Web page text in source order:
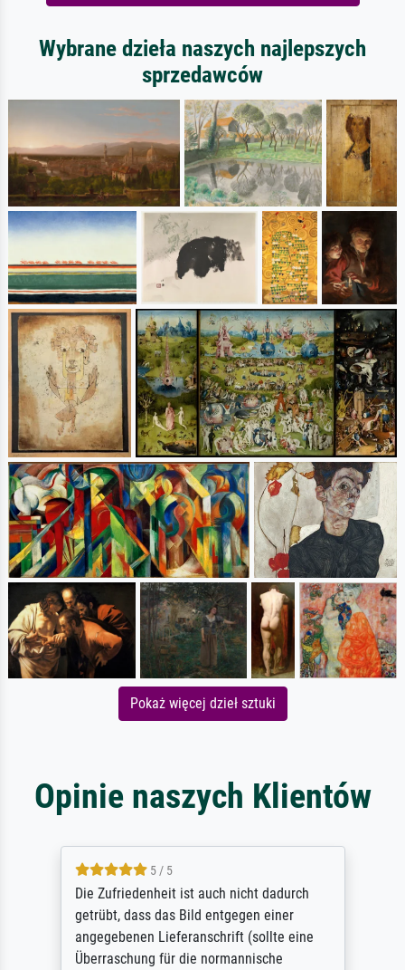
Wybrane dzieła naszych najlepszych
sprzedawców
Pokaż więcej dzieł sztuki
Opinie naszych Klientów
5 / 5
Die Zufriedenheit ist auch nicht dadurch
getrübt, dass das Bild entgegen einer
angegebenen Lieferanschrift (sollte eine
Überraschung für die normannische